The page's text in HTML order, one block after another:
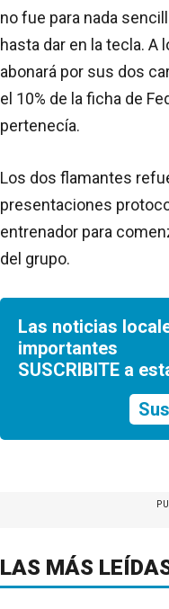
no fue para nada
hasta dar en la tecla. A
abonará por sus dos
el 10% de la ficha de
pertenecía.
Los dos flamantes
presentaciones
entrenador para
del grupo.
Las noticias
importantes
SUSCRIBITE a
LAS MÁS